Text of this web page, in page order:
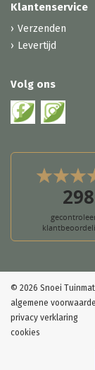
Klantenservice
Verzenden
Levertijd
Volg ons
© 2026 Snoei
algemene
privacy verklaring
cookies